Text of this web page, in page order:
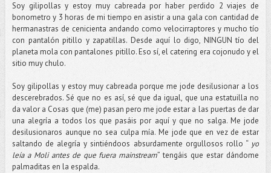
Soy gilipollas y estoy muy cabreada por haber perdido 2 viajes de
bonometro y 3 horas de mi tiempo en asistir a una gala con cantidad de
hermanastras de cenicienta andando como velocirraptores y mucho tío
con pantalón pitillo y zapatillas. Desde aquí lo digo, NINGUN tío del
planeta mola con pantalones pitillo. Eso sí, el catering era cojonudo y el
sitio muy chulo.
Soy gilipollas y estoy muy cabreada porque me jode desilusionar a los
descerebrados. Sé que no es así, sé que da igual, que una estatuilla no
da valor a Cosas que (me) pasan pero me jode estar a las puertas de dar
una alegría a todos los que pasáis por aquí y que no salga. Me jode
desilusionaros aunque no sea culpa mía. Me jode que en vez de estar
saltando de alegría y sintiéndoos absurdamente orgullosos rollo “ yo
leía a Moli antes de que fuera mainstream” tengáis que estar dándome
palmaditas en la espalda.